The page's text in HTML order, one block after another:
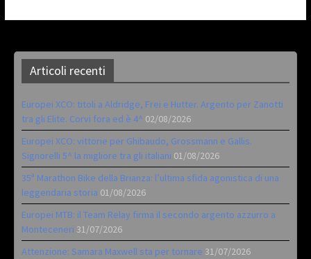
Articoli recenti
Europei XCO: titoli a Aldridge, Frei e Hutter. Argento per Zanotti
tra gli Elite. Corvi fora ed è 4^ 02/08/2026
Europei XCO: vittorie per Ghibaudo, Grossmann e Gallis.
Signorelli 5^ la migliore tra gli italiani 01/08/2026
35ª Marathon Bike della Brianza: l’ultima sfida agonistica di una
leggendaria storia 01/08/2026
Europei MTB: il Team Relay firma il secondo argento azzurro a
Monteceneri 31/07/2026
Attenzione: Samara Maxwell sta per tornare 31/07/2026